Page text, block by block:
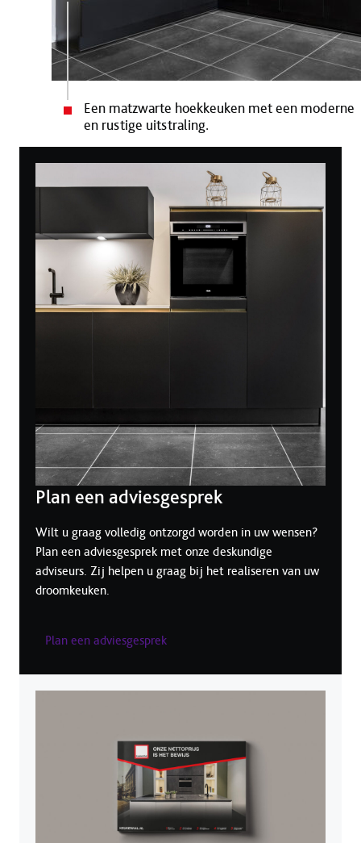
Een matzwarte hoekkeuken met een moderne
en rustige uitstraling.
Plan een adviesgesprek
Wilt u graag volledig ontzorgd worden in uw wensen?
Plan een adviesgesprek met onze deskundige
adviseurs. Zij helpen u graag bij het realiseren van uw
droomkeuken.
Plan een adviesgesprek